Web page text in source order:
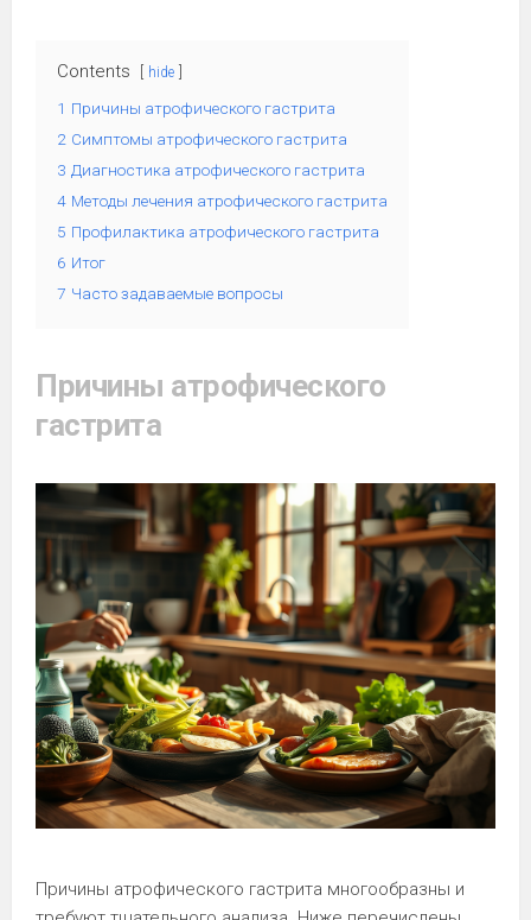
Contents hide
1 Причины атрофического гастрита
2 Симптомы атрофического гастрита
3 Диагностика атрофического гастрита
4 Методы лечения атрофического гастрита
5 Профилактика атрофического гастрита
6 Итог
7 Часто задаваемые вопросы
Причины атрофического
гастрита
Причины атрофического гастрита многообразны и